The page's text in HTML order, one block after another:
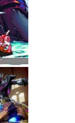
《X-
色
到玩